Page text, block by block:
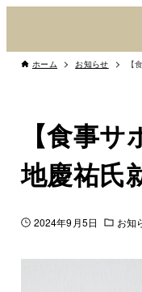
ホーム お知らせ 【
【食事
地慶祐氏
2024年9月5日 お知